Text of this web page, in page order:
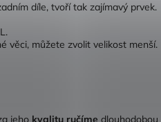
díle, tvoří tak zajímavý prvek.
věci, můžete zvolit velikost menší.
jeho kvalitu ručíme